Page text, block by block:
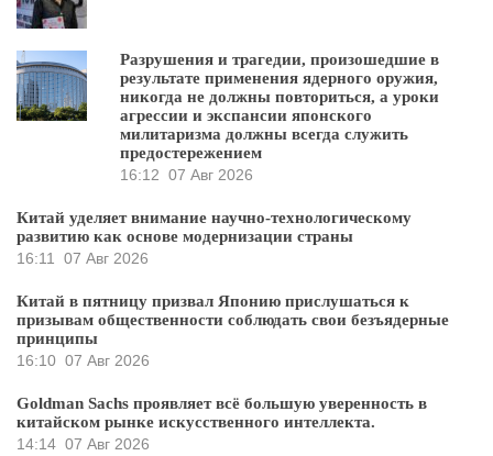
Разрушения и трагедии, произошедшие в
результате применения ядерного оружия,
никогда не должны повториться, а уроки
агрессии и экспансии японского
милитаризма должны всегда служить
предостережением
16:12 07 Авг 2026
Китай уделяет внимание научно-технологическому
развитию как основе модернизации страны
16:11
07 Авг 2026
Китай в пятницу призвал Японию прислушаться к
призывам общественности соблюдать свои безъядерные
принципы
16:10 07 Авг 2026
Goldman Sachs проявляет всё большую уверенность в
китайском рынке искусственного интеллекта.
14:14 07 Авг 2026